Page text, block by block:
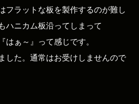
フラットな板を製作するのが難し
ハニカム板沿ってしまって
はぁ～』って感じです。
した。通常はお受けしませんので